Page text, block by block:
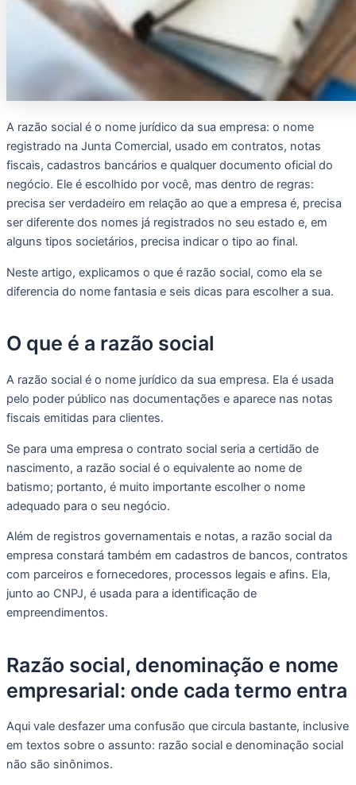
A razão social é o nome jurídico da sua empresa: o nome
registrado na Junta Comercial, usado em contratos, notas
fiscais, cadastros bancários e qualquer documento oficial do
negócio. Ele é escolhido por você, mas dentro de regras:
precisa ser verdadeiro em relação ao que a empresa é, precisa
ser diferente dos nomes já registrados no seu estado e, em
alguns tipos societários, precisa indicar o tipo ao final.
Neste artigo, explicamos o que é razão social, como ela se
diferencia do nome fantasia e seis dicas para escolher a sua.
O que é a razão social
A razão social é o nome jurídico da sua empresa. Ela é usada
pelo poder público nas documentações e aparece nas notas
fiscais emitidas para clientes.
Se para uma empresa o contrato social seria a certidão de
nascimento, a razão social é o equivalente ao nome de
batismo; portanto, é muito importante escolher o nome
adequado para o seu negócio.
Além de registros governamentais e notas, a razão social da
empresa constará também em cadastros de bancos, contratos
com parceiros e fornecedores, processos legais e afins. Ela,
junto ao CNPJ, é usada para a identificação de
empreendimentos.
Razão social, denominação e nome
empresarial: onde cada termo entra
Aqui vale desfazer uma confusão que circula bastante, inclusive
em textos sobre o assunto: razão social e denominação social
não são sinônimos.